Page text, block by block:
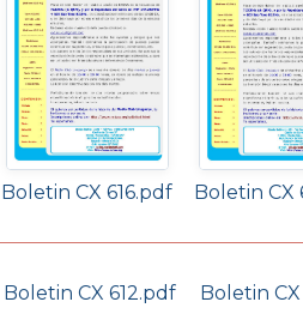
Boletin CX 616.pdf Boletin CX
Boletin CX 612.pdf
Boletin CX